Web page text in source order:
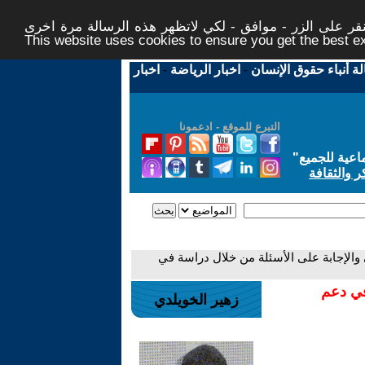
على الزر - موافق - لكي لاتظهر هذه الرسالة مرة اخرى -
This website uses cookies to ensure you get the best
أنباء حقوق الإنسان - اخبار الرياضة - اخبار
التبرع للموقع - ادعمونا
للجميع"
والثقافة
على الأسئلة من خلال دراسة في
في دعم زهير الخويلدي